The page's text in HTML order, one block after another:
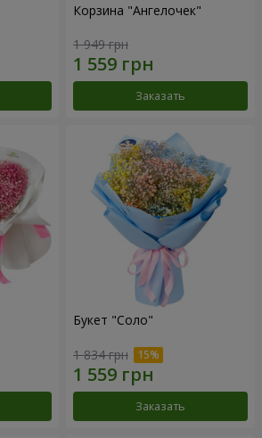
Корзина "Ангелочек"
1 949 грн
Заказать
Букет "Соло"
1 834 грн
Заказать